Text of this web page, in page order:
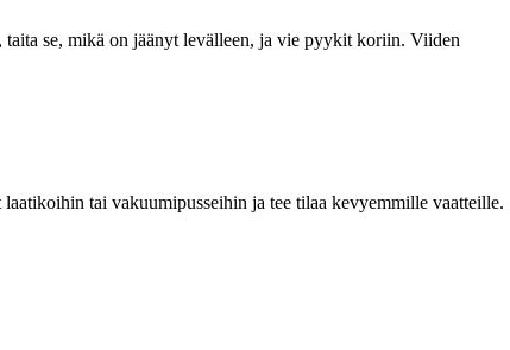
taita se, mikä on jäänyt levälleen, ja vie pyykit koriin. Viiden
laatikoihin tai vakuumipusseihin ja tee tilaa kevyemmille vaatteille.